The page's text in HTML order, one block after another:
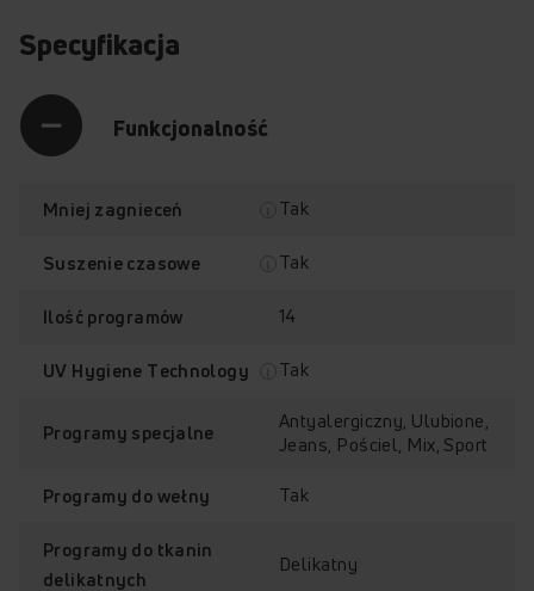
UV Hygiene
Specyfikacja
Funkcjonalność
Mniej zagnieceń Tak
Suszenie czasowe Tak
Ilość programów 14
UV Hygiene Technology Tak
Programy specjalne
Antyalergiczny, Ulubione,
Jeans, Pościel, Mix, Sport
Programy do wełny Tak
Programy do tkanin
delikatnych
Delikatny